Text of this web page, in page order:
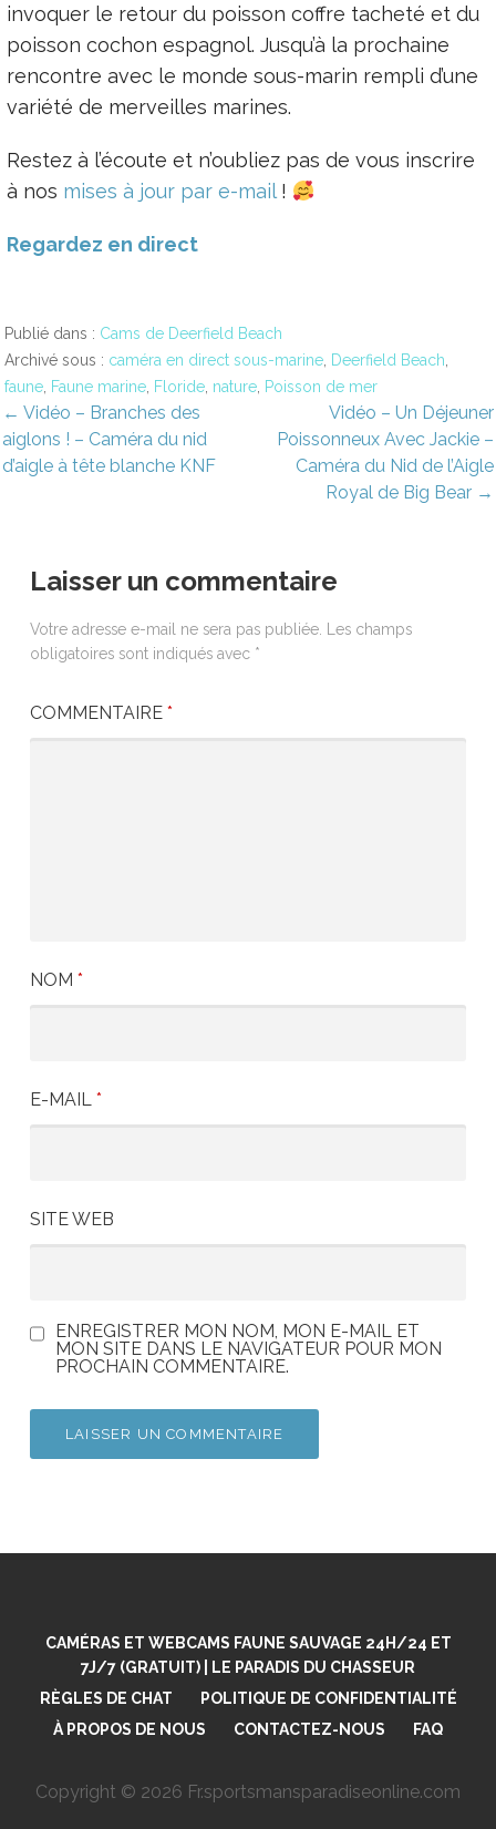
invoquer le retour du poisson coffre tacheté et du
poisson cochon espagnol. Jusqu’à la prochaine
rencontre avec le monde sous-marin rempli d’une
variété de merveilles marines.
Restez à l’écoute et n’oubliez pas de vous inscrire
à nos mises à jour par e-mail!
Regardez en direct
Publié dans : Cams de Deerfield Beach
Archivé sous : caméra en direct sous-marine Deerfield Beach
faune Faune marine Floride nature Poisson de mer
← Vidéo – Branches des
aiglons ! – Caméra du nid
d’aigle à tête blanche KNF
Vidéo – Un Déjeuner
Poissonneux Avec Jackie –
Caméra du Nid de l’Aigle
Royal de Big Bear →
Laisser un commentaire
Votre adresse e-mail ne sera pas publiée.
Les champs
obligatoires sont indiqués avec *
COMMENTAIRE *
NOM *
E-MAIL *
SITE WEB
ENREGISTRER MON NOM, MON E-MAIL ET
MON SITE DANS LE NAVIGATEUR POUR MON
PROCHAIN COMMENTAIRE.
CAMÉRAS ET WEBCAMS FAUNE SAUVAGE 24H/24 ET
7J/7 (GRATUIT) | LE PARADIS DU CHASSEUR
RÈGLES DE CHAT
POLITIQUE DE CONFIDENTIALITÉ
À PROPOS DE NOUS
CONTACTEZ-NOUS FAQ
Copyright © 2026 Fr.sportsmansparadiseonline.com